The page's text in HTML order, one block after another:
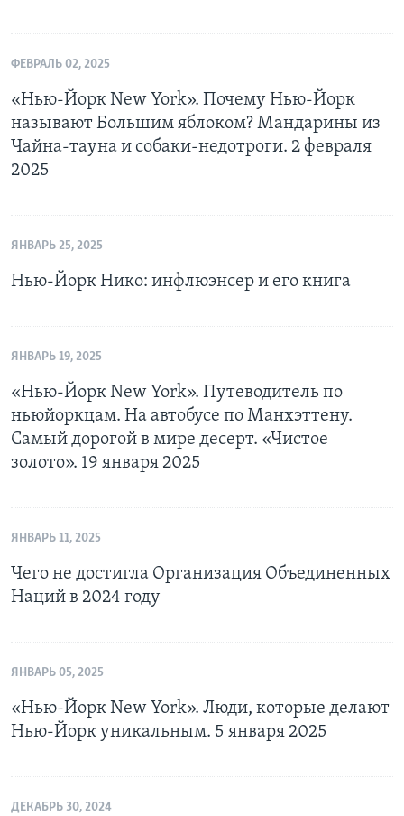
ФЕВРАЛЬ 02, 2025
«Нью-Йорк New York». Почему Нью-Йорк
называют Большим яблоком? Мандарины из
Чайна-тауна и собаки-недотроги. 2 февраля
2025
ЯНВАРЬ 25, 2025
Нью-Йорк Нико: инфлюэнсер и его книга
ЯНВАРЬ 19, 2025
«Нью-Йорк New York». Путеводитель по
ньюйоркцам. На автобусе по Манхэттену.
Самый дорогой в мире десерт. «Чистое
золото». 19 января 2025
ЯНВАРЬ 11, 2025
Чего не достигла Организация Объединенных
Наций в 2024 году
ЯНВАРЬ 05, 2025
«Нью-Йорк New York». Люди, которые делают
Нью-Йорк уникальным. 5 января 2025
ДЕКАБРЬ 30, 2024